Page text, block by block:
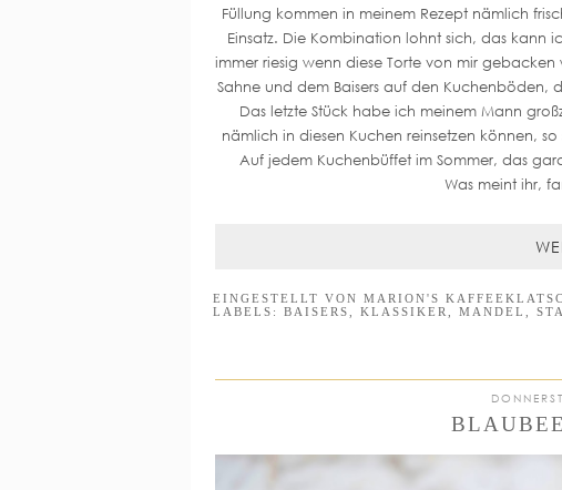
Füllung kommen in meinem Rezept nämlich
Einsatz. Die Kombination lohnt sich, das kann
immer riesig wenn diese Torte von mir
Sahne und dem Baisers auf den
Das letzte Stück habe ich meinem Mann
nämlich in diesen Kuchen reinsetzen können,
Auf jedem Kuchenbüffet im Sommer, das
Was meint ihr,
EINGESTELLT VON MARION'S
LABELS: BAISERS KLASSIKER MANDEL